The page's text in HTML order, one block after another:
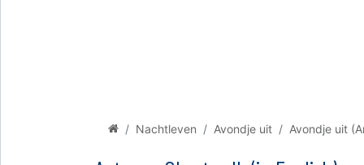
Nachtleven Avondje uit Avondje uit